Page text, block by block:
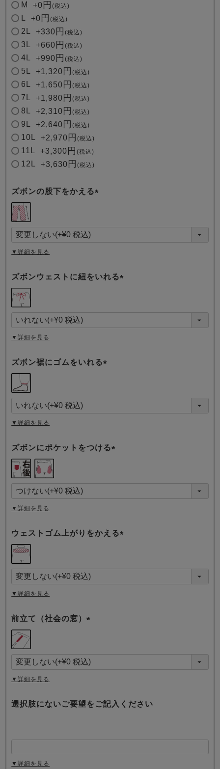
すべてのデザインのパジャマ一覧はこちら
)
M +0 税込
+0 税込
2L +330 税込
3L +660 税込
4L +990 税込
5L +1,320 税込
6L +1,650 税込
7L +1,980 税込
8L +2,310 税込
9L +2,640 税込
10L +2,970 税込
11L +3,300 税込
12L +3,630 税込
ズボンの股下をかえる
須
)
▼詳細を見る
ズボンウェストに紐をいれる
須
)
▼詳細を見る
ズボン裾にゴムをいれる
須
)
▼詳細を見る
ズボンにポケットをつける
須
)
▼詳細を見る
ウェストゴム上がりをかえる
須
)
▼詳細を見る
前立て（社会の窓）
須
)
▼詳細を見る
選択肢にないご要望をご記入ください
▼詳細を見る